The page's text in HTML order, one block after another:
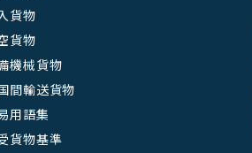
貨物
貨物
機械貨物
間輸送貨物
用語集
貨物基準